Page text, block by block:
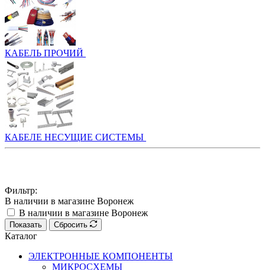
КАБЕЛЬ ПРОЧИЙ
КАБЕЛЕ НЕСУЩИЕ СИСТЕМЫ
Фильтр:
В наличии в магазине Воронеж
В наличии в магазине Воронеж
Показать Сбросить
Каталог
ЭЛЕКТРОННЫЕ КОМПОНЕНТЫ
МИКРОСХЕМЫ